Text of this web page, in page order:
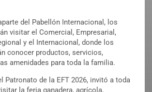
del Pabellón Internacional, los
visitar el Comercial, Empresarial,
y el Internacional, donde los
conocer productos, servicios,
amenidades para toda la familia.
Patronato de la EFT 2026, invitó a toda
la feria ganadera, agrícola,